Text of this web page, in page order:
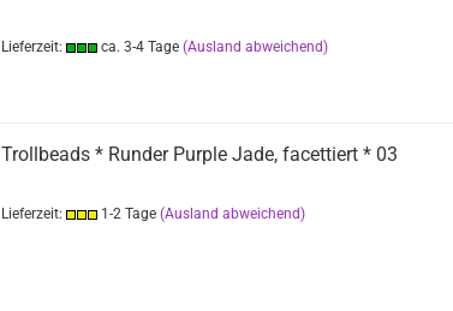
Lieferzeit: ca. 3-4 Tage (Ausland abweichend)
Trollbeads * Runder Purple Jade, facettiert * 03
Lieferzeit: 1-2 Tage (Ausland abweichend)